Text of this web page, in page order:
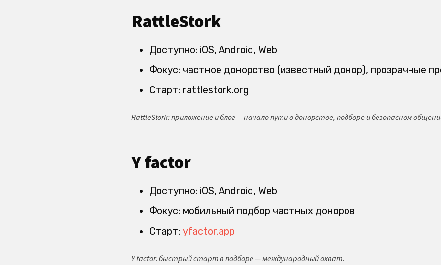
RattleStork
Доступно: iOS, Android, Web
Фокус: частное донорство (известный донор), прозрачные
Старт: rattlestork.org
RattleStork: приложение и блог — начало пути в донорстве, подборе и безопасном
Y factor
Доступно: iOS, Android, Web
Фокус: мобильный подбор частных доноров
Старт: yfactor.app
Y factor: быстрый старт в подборе — международный охват.